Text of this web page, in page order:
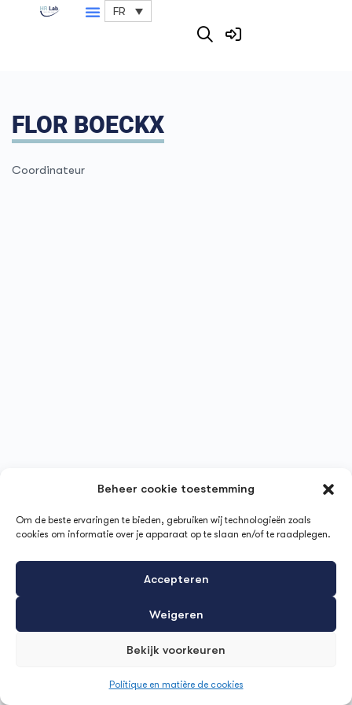
Beheer cookie toestemming
Om de beste ervaringen te bieden, gebruiken wij technologieën zoals
cookies om informatie over je apparaat op te slaan en/of te raadplegen.
Accepteren
Weigeren
Bekijk voorkeuren
Politique en matière de cookies
FR
FLOR BOECKX
Coordinateur